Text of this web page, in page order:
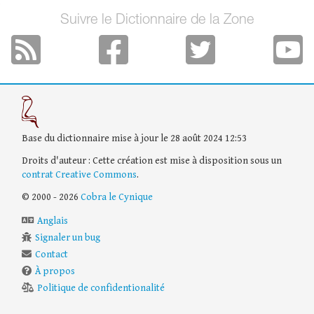
Suivre le Dictionnaire de la Zone
Base du dictionnaire mise à jour le 28 août 2024 12:53
Droits d'auteur : Cette création est mise à disposition sous un
contrat Creative Commons.
© 2000 - 2026 Cobra le Cynique
Anglais
Signaler un bug
Contact
À propos
Politique de confidentionalité